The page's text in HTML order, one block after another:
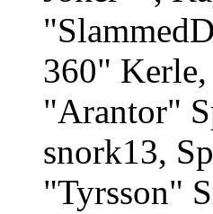
360"
"Arantor"
snork13,
"Tyrsson"